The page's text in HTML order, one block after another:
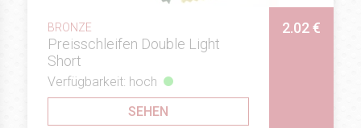
BRONZE
Preisschleifen Double Light
Short
2.02 €
Verfügbarkeit: hoch
SEHEN